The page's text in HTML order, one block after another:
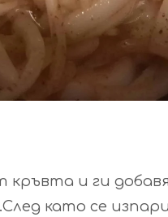
и ги
като се